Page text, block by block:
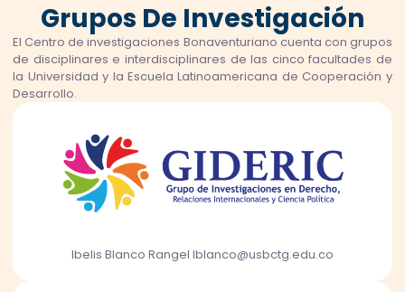
Grupos De Investigación
El Centro de investigaciones Bonaventuriano cuenta con grupos
de disciplinares e interdisciplinares de las cinco facultades de
la Universidad y la Escuela Latinoamericana de Cooperación y
Desarrollo.
Ibelis Blanco Rangel Iblanco@usbctg.edu.co